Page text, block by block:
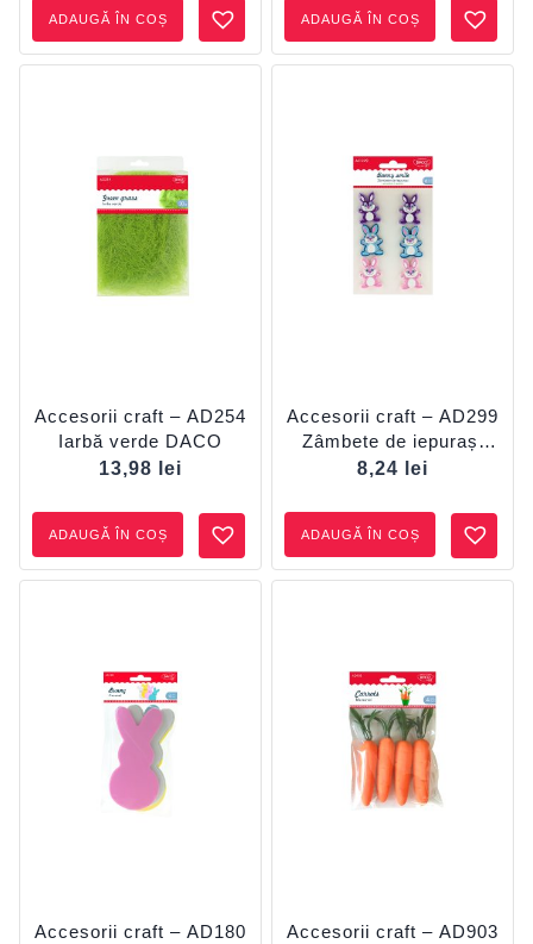
ADAUGĂ ÎN COȘ ADAUGĂ ÎN COȘ
Accesorii craft – AD254
Iarbă verde DACO
13,98
lei
ADAUGĂ ÎN COȘ
Accesorii craft – AD299
Zâmbete de iepurași
DACO
8,24 lei
ADAUGĂ ÎN COȘ
Accesorii craft – AD180
Accesorii craft – AD903